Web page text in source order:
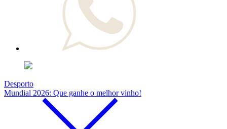
Desporto
Mundial 2026: Que ganhe o melhor vinho!